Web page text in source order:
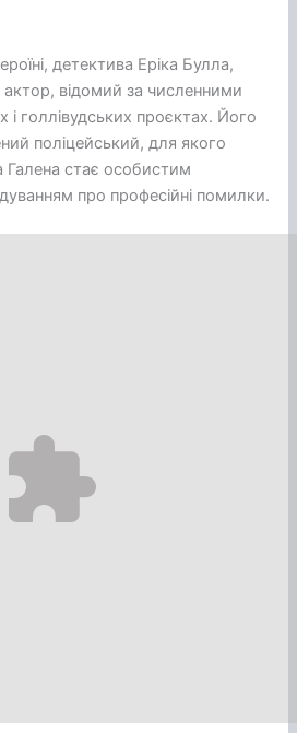
детектива Еріка Булла,
відомий за численними
голлівудських проєктах. Його
поліцейський, для якого
стає особистим
про професійні помилки.